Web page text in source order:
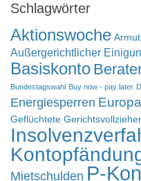
Schlagwörter
Aktionswoche
Außergerichtlicher
Basiskonto
Bundestagswahl Buy now - pay later
Energiesperren Europa
Geflüchtete Gerichtsvollzieher
Mietschulden P-